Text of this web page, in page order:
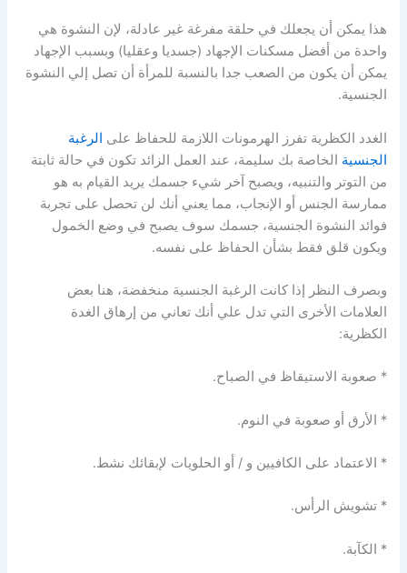
هذا يمكن أن يجعلك في حلقة مفرغة غير عادلة، لإن النشوة هي
واحدة من أفضل مسكنات الإجهاد (جسديا وعقليا) وبسبب الإجهاد
يمكن أن يكون من الصعب جدا بالنسبة للمرأة أن تصل إلي النشوة
الجنسية.
الغدد الكظرية تفرز الهرمونات اللازمة للحفاظ على الرغبة
الجنسية الخاصة بك سليمة، عند العمل الزائد تكون في حالة ثابتة
من التوتر والتنبيه، ويصبح آخر شيء جسمك يريد القيام به هو
ممارسة الجنس أو الإنجاب، مما يعني أنك لن تحصل على تجربة
فوائد النشوة الجنسية، جسمك سوف يصبح في وضع الخمول
ويكون قلق فقط بشأن الحفاظ على نفسه.
وبصرف النظر إذا كانت الرغبة الجنسية منخفضة، هنا بعض
العلامات الأخرى التي تدل علي أنك تعاني من إرهاق الغدة
الكظرية:
* صعوبة الاستيقاظ في الصباح.
* الأرق أو صعوبة في النوم.
* الاعتماد على الكافيين و / أو الحلويات لإبقائك نشط.
* تشويش الرأس.
* الكآبة.